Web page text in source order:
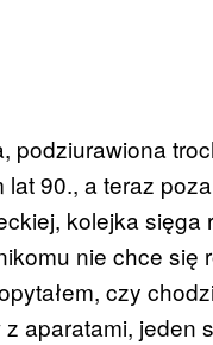
podziurawiona
lat 90., a teraz
kolejka
nie chce
czy
aparatami, jeden